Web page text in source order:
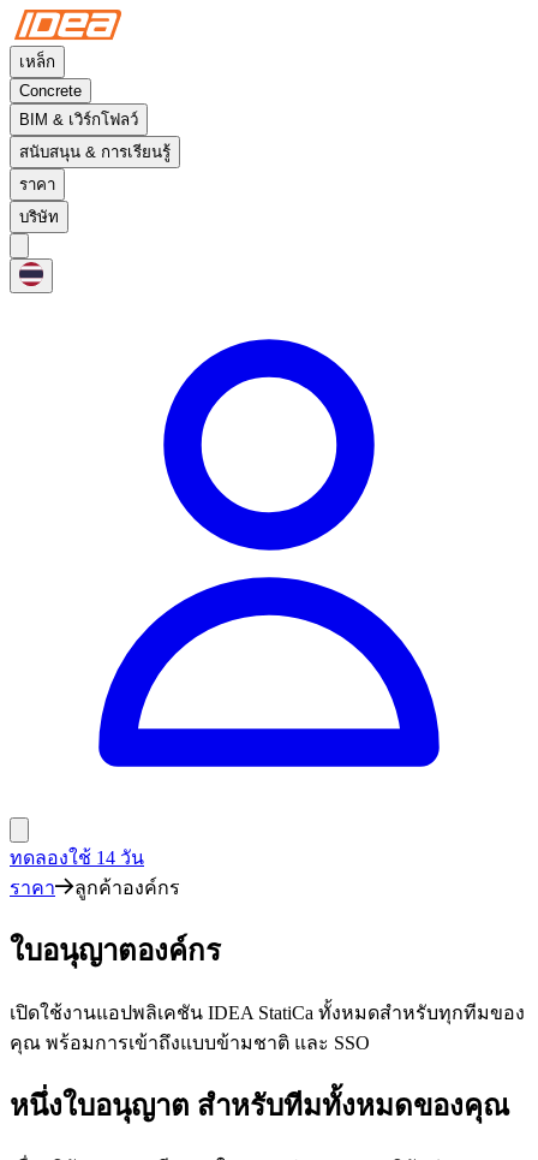
เหล็ก
Concrete
BIM & เวิร์กโฟลว์
สนับสนุน & การเรียนรู้
ราคา
บริษัท
ทดลองใช้ 14 วัน
ราคา
ลูกค้าองค์กร
ใบอนุญาตองค์กร
เปิดใช้งานแอปพลิเคชัน IDEA StatiCa ทั้งหมดสำหรับทุกทีมของ
คุณ พร้อมการเข้าถึงแบบข้ามชาติ และ SSO
หนึ่งใบอนุญาต สำหรับทีมทั้งหมดของคุณ